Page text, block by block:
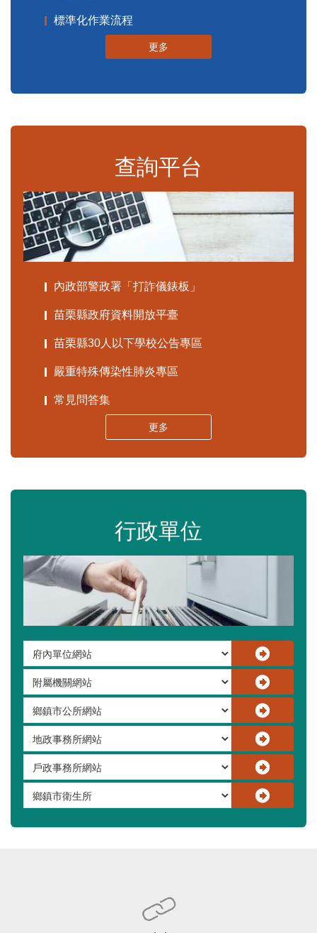
標準化作業流程
更多
查詢平台
內政部警政署「打詐儀錶板」
苗栗縣政府資料開放平臺
苗栗縣30人以下學校公告專區
嚴重特殊傳染性肺炎專區
常見問答集
更多
行政單位